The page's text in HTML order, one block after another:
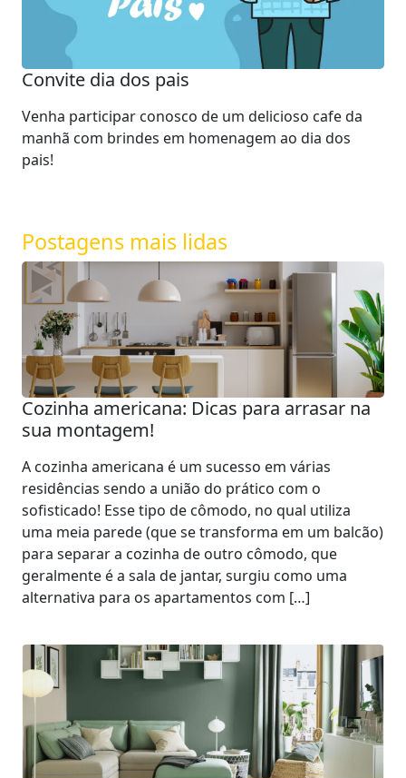
Convite dia dos pais
Venha participar conosco de um delicioso cafe da
manhã com brindes em homenagem ao dia dos
pais!
Postagens mais lidas
Cozinha americana: Dicas para arrasar na
sua montagem!
A cozinha americana é um sucesso em várias
residências sendo a união do prático com o
sofisticado! Esse tipo de cômodo, no qual utiliza
uma meia parede (que se transforma em um balcão)
para separar a cozinha de outro cômodo, que
geralmente é a sala de jantar, surgiu como uma
alternativa para os apartamentos com […]